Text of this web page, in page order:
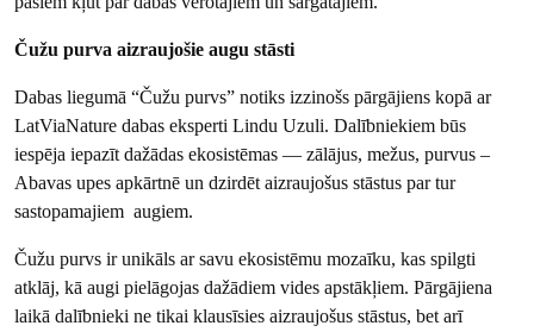
Čužu purva aizraujošie augu stāsti
Dabas liegumā “Čužu purvs” notiks izzinošs pārgājiens kopā ar
LatViaNature dabas eksperti Lindu Uzuli. Dalībniekiem būs
iespēja iepazīt dažādas ekosistēmas — zālājus, mežus, purvus –
Abavas upes apkārtnē un dzirdēt aizraujošus stāstus par tur
sastopamajiem augiem.
Čužu purvs ir unikāls ar savu ekosistēmu mozaīku, kas spilgti
atklāj, kā augi pielāgojas dažādiem vides apstākļiem. Pārgājiena
laikā dalībnieki ne tikai klausīsies aizraujošus stāstus, bet arī